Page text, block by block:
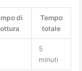
di
Tempo
totale
5
minuti